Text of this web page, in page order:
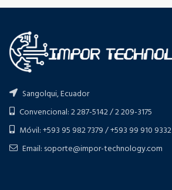
Sangolqui, Ecuador
Convencional: 2 287-5142 / 2 209-3175
Móvil: +593 95 982 7379 / +593 99 910 9332
Email: soporte@impor-technology.com